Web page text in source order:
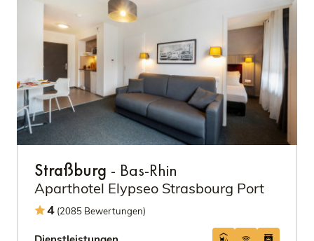
Straßburg - Bas-Rhin
Aparthotel Elypseo Strasbourg Port
4 (2085 Bewertungen)